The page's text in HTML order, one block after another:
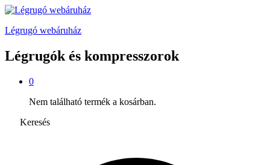
Légrugó webáruház
Légrugók és kompresszorok
0
Nem található termék a kosárban.
Keresés